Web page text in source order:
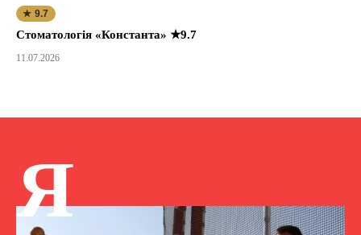
★ 9.7
Стоматологія «Константа» ★9.7
11.07.2026
Я